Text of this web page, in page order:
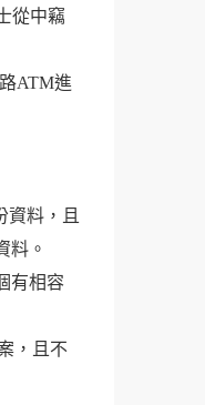
從中竊
ATM進
資料，且
料。
有相容
，且不